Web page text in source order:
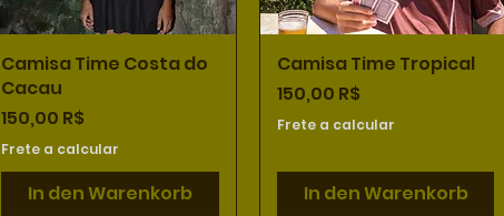
Schnellansicht
Camisa Time Costa do
Cacau
Preis
150,00 R$
Frete a calcular
In den Warenkorb
Schnellansicht
Camisa Time Tropical
Preis
150,00 R$
Frete a calcular
In den Warenkorb